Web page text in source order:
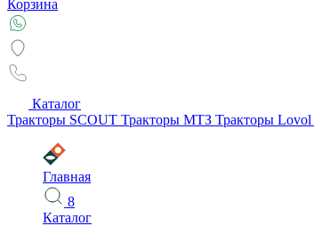
Корзина
Каталог
Тракторы SCOUT Тракторы МТЗ Тракторы Lovol
Главная
8
Каталог